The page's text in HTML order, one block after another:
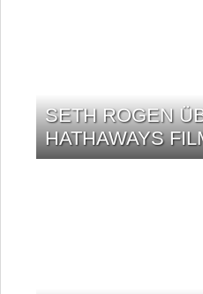
SETH ROGEN
HATHAWAYS